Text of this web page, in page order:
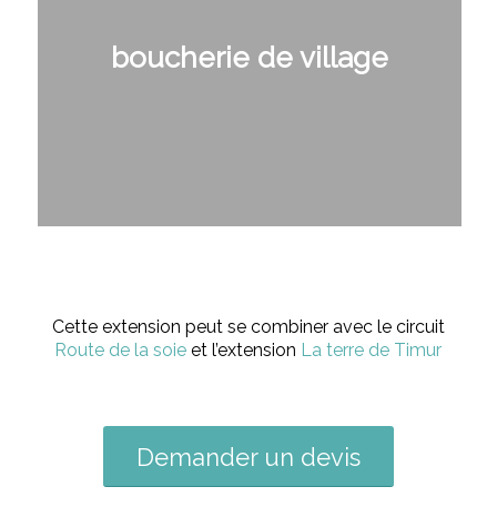
boucherie de village
Cette extension peut se combiner avec le circuit
Route de la soie et l’extension La terre de Timur
Demander un devis